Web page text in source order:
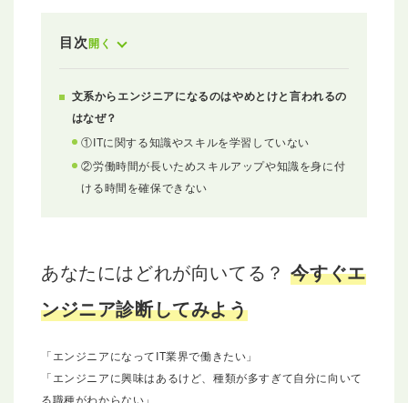
目次開く
文系からエンジニアになるのはやめとけと言われるの
はなぜ？
①ITに関する知識やスキルを学習していない
②労働時間が長いためスキルアップや知識を身に付
ける時間を確保できない
あなたにはどれが向いてる？今すぐエ
ンジニア診断してみよう
「エンジニアになってIT業界で働きたい」
「エンジニアに興味はあるけど、種類が多すぎて自分に向いて
る職種がわからない」